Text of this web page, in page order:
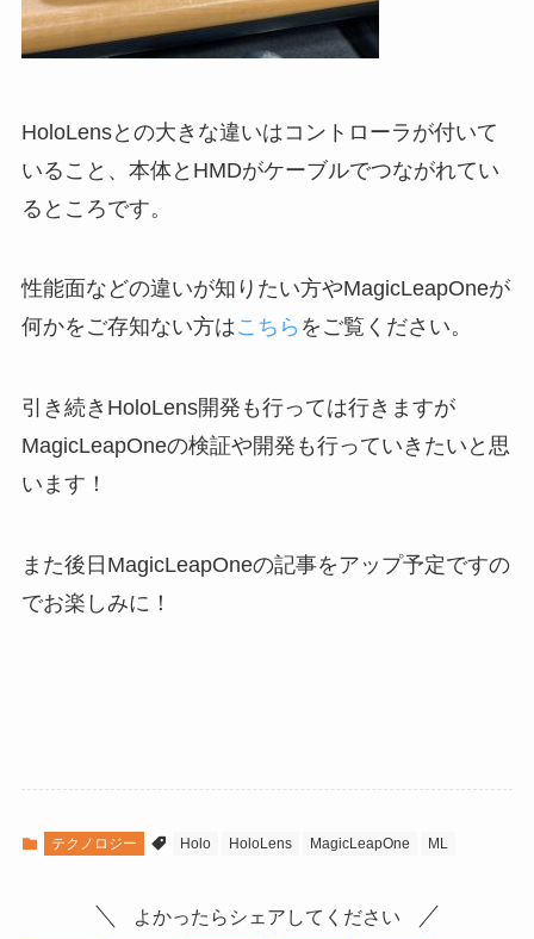
HoloLensとの大きな違いはコントローラが付いて
いること、本体とHMDがケーブルでつながれてい
るところです。
性能面などの違いが知りたい方やMagicLeapOneが
何かをご存知ない方はこちら をご覧ください。
引き続きHoloLens開発も行っては行きますが
MagicLeapOneの検証や開発も行っていきたいと思
います！
また後日MagicLeapOneの記事をアップ予定ですの
でお楽しみに！
テクノロジー Holo HoloLens MagicLeapOne ML
よかったらシェアしてください